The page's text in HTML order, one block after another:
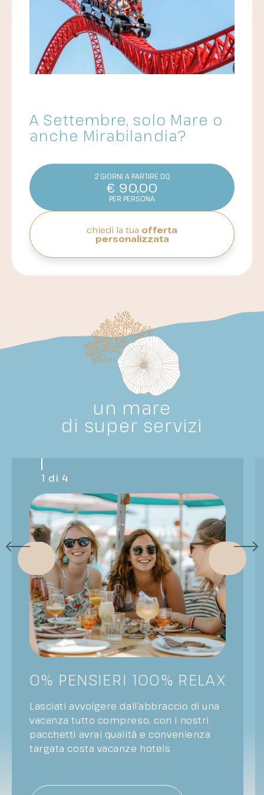
A Settembre, solo Mare o
anche Mirabilandia?
2 GIORNI A PARTIRE DQ
€ 90,00
PER PERSONA
chiedi la tua offerta
personalizzata
un mare
di super servizi
0% PENSIERI 100% RELAX
Lasciati avvolgere dall’abbraccio di una
vacanza tutto compreso, con i nostri
pacchetti avrai qualità e convenienza
targata costa vacanze hotels
1 di 4